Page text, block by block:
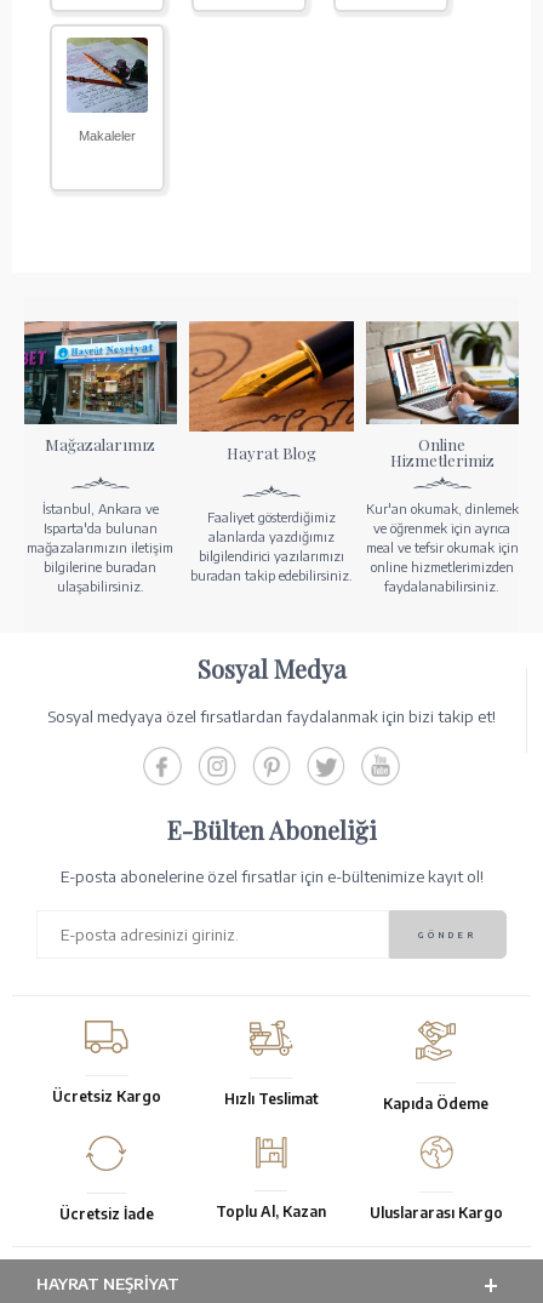
Makaleler
Mağazalarımız
İstanbul, Ankara ve
Isparta'da bulunan
mağazalarımızın iletişim
bilgilerine buradan
ulaşabilirsiniz.
Hayrat Blog
Faaliyet gösterdiğimiz
alanlarda yazdığımız
bilgilendirici yazılarımızı
buradan takip edebilirsiniz.
Online
Hizmetlerimiz
Kur'an okumak, dinlemek
ve öğrenmek için ayrıca
meal ve tefsir okumak için
online hizmetlerimizden
faydalanabilirsiniz.
Sosyal Medya
Sosyal medyaya özel fırsatlardan faydalanmak için bizi takip et!
E-Bülten Aboneliği
E-posta abonelerine özel fırsatlar için e-bültenimize kayıt ol!
Ücretsiz Kargo Hızlı Teslimat Kapıda Ödeme
Ücretsiz İade Toplu Al, Kazan Uluslararası Kargo
HAYRAT NEŞRIYAT